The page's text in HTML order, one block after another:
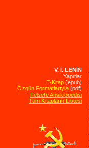
V. İ. LENİN
Yapıtlar
E-Kitap (epub)
Özgün Formatlarıyla (pdf)
Felsefe Ansiklopedisi
Tüm Kitapların Listesi